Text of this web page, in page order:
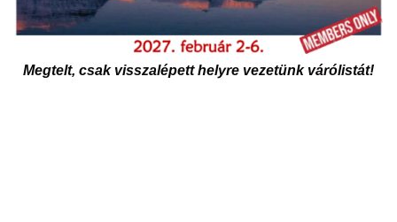
Megtelt, csak visszalépett helyre vezetünk várólistát!